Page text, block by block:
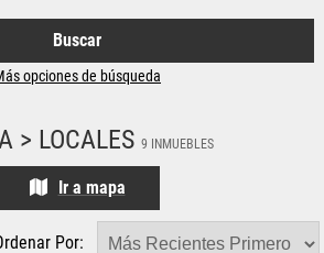
Buscar
opciones de búsqueda
> LOCALES 9 INMUEBLES
Ir a mapa
Por: